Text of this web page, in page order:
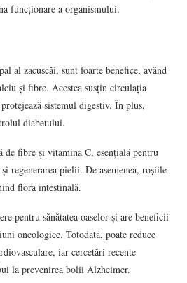
funcționare a organismului.
al zacuscăi, sunt foarte benefice, având
și fibre. Acestea susțin circulația
sistemul digestiv. În plus,
diabetului.
de fibre și vitamina C, esențială pentru
regenerarea pielii. De asemenea, roșiile
flora intestinală.
pentru sănătatea oaselor și are beneficii
oncologice. Totodată, poate reduce
iar cercetări recente
la prevenirea bolii Alzheimer.